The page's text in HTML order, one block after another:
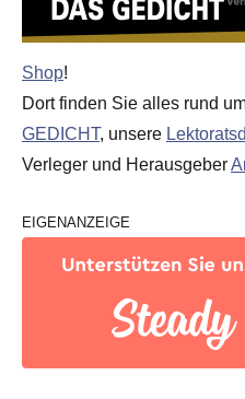
Shop!
Dort finden Sie alles rund
GEDICHT, unsere
Verleger und Herausgeber
EIGENANZEIGE